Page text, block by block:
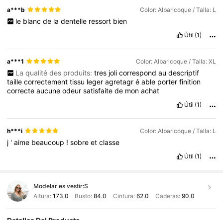
a***b Color: Albaricoque / Talla: L
le blanc de la dentelle ressort bien
Útil (1)
a***1 Color: Albaricoque / Talla: XL
La qualité des produits: tres joli correspond au descriptif
taillecorrectementtissu legeragretagréable porterfinition
correcteaucuneodeursatisfaitede monachat
Útil (1)
h***i Color: Albaricoque / Talla: L
j 'aime beaucoup !sobreetclasse
Útil (1)
Modelar es vestir:S
Altura: 173.0 Busto:84.0 Cintura: 62.0 Caderas: 90.0